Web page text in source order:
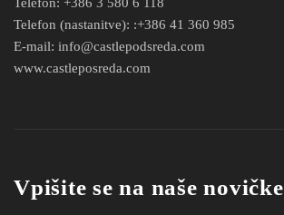
Telefon (nastanitve): :+386 41 360 985
E-mail: info@castlepodsreda.com
www.castleposreda.com
Vpišite se na naše novičke